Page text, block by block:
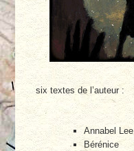
six textes de l’auteur :
Annabel Lee
Bérénice